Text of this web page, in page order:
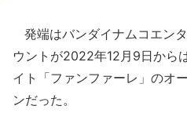
発端はバンダイナムコエン
ウントが2022年12月9日から
イト「ファンファーレ」のオ
ンだった。